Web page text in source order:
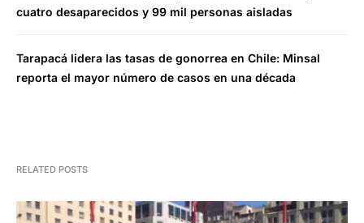
cuatro desaparecidos y 99 mil personas aisladas
Tarapacá lidera las tasas de gonorrea en Chile: Minsal
reporta el mayor número de casos en una década
RELATED POSTS